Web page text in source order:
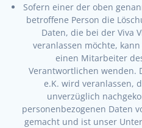
Sofern einer der oben
betroffene Person die
Daten, die bei der Viva
veranlassen möchte,
einen Mitarbeiter
Verantwortlichen wenden.
e.K. wird veranlassen,
unverzüglich
personenbezogenen Daten
gemacht und ist unser